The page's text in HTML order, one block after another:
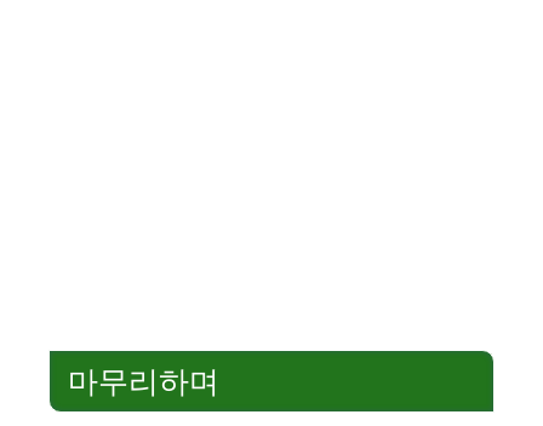
마무리하며